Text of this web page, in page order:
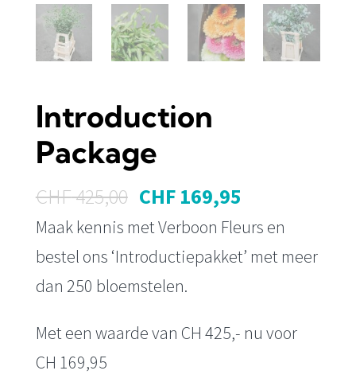
Introduction
Package
CHF425,00 Oorspronkelijke
prijs
was:
CHF 425,00.
CHF169,95
prijs
is:
Maak kennis met Verboon Fleurs en
bestel ons ‘Introductiepakket’ met meer
dan 250 bloemstelen.
Met een waarde van CH 425,- nu voor
CH 169,95